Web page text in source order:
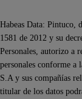
Habeas Data: Pintuco,
1581 de 2012 y su
Personales, autorizo a
personales conforme a
S.A y sus compañías
titular de los datos